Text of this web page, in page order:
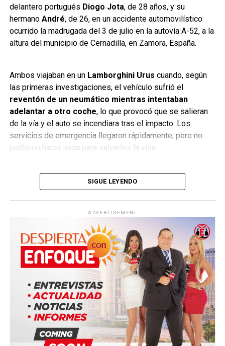
delantero portugués Diogo Jota, de 28 años, y su
hermano André, de 26, en un accidente automovilístico
ocurrido la madrugada del 3 de julio en la autovía A-52, a la
altura del municipio de Cernadilla, en Zamora, España.
Ambos viajaban en un Lamborghini Urus cuando, según
las primeras investigaciones, el vehículo sufrió el
reventón de un neumático mientras intentaban
adelantar a otro coche, lo que provocó que se salieran
de la vía y el auto se incendiara tras el impacto. Los
servicios de emergencia llegaron rápidamente, pero no
pudieron hacer nada para salvarles la vida.
Diogo Jota, figura del Liverpool FC y de la selección de
Portugal, había contraído matrimonio apenas 11 días antes
del accidente y era padre de tres hijos. Su hermano André
también era futbolista profesional en la Segunda División
de Portugal. La noticia ha generado una ola de conmoción
en el deporte mundial, con mensajes de despedida de
clubes, compañeros y figuras como Cristiano Ronaldo.
SIGUE LEYENDO
ADVERTISEMENT